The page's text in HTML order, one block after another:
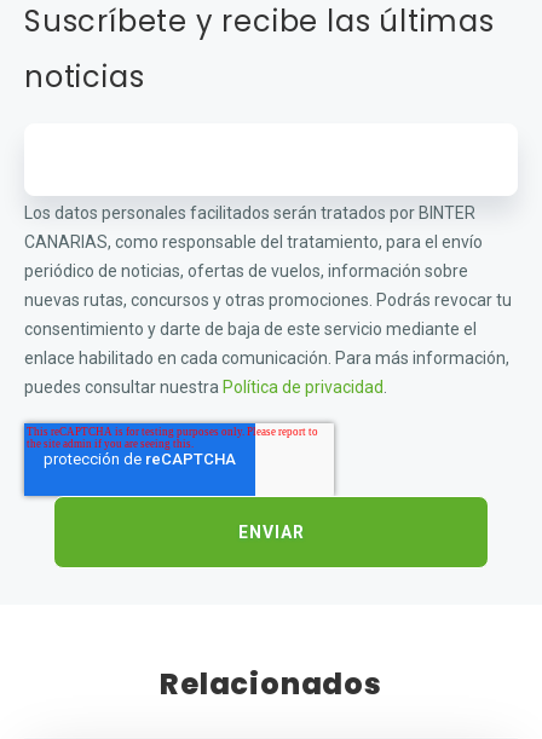
Suscríbete y recibe las últimas
noticias
Los datos personales facilitados serán tratados por BINTER
CANARIAS, como responsable del tratamiento, para el envío
periódico de noticias, ofertas de vuelos, información sobre
nuevas rutas, concursos y otras promociones. Podrás revocar tu
consentimiento y darte de baja de este servicio mediante el
enlace habilitado en cada comunicación. Para más información,
puedes consultar nuestra Política de privacidad.
Relacionados